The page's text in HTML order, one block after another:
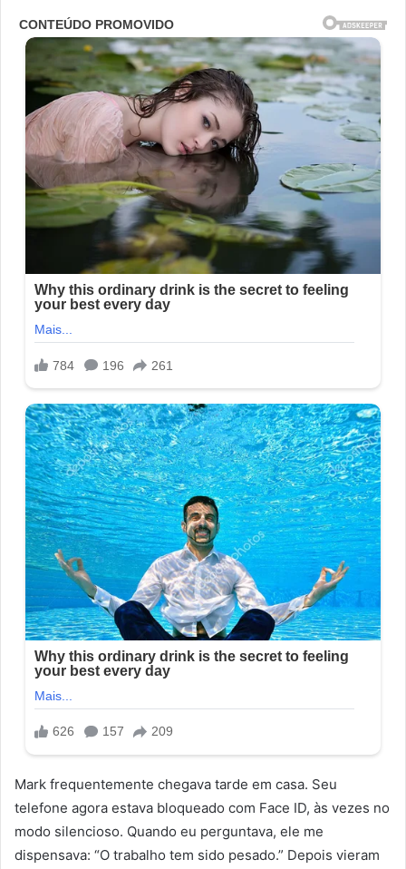
Mark frequentemente chegava tarde em casa. Seu
telefone agora estava bloqueado com Face ID, às vezes no
modo silencioso. Quando eu perguntava, ele me
dispensava: “O trabalho tem sido pesado.” Depois vieram